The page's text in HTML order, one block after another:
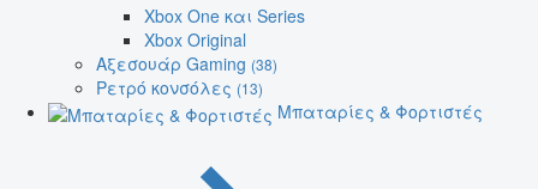
Xbox One και Series
Xbox Original
Αξεσουάρ Gaming (38)
Ρετρό κονσόλες (13)
Μπαταρίες & Φορτιστές